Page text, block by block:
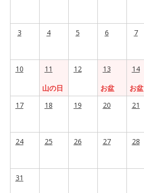
3 4 5 6 7
10
11
山の日
12
13
お盆
14
お盆
17
18 19 20 21
24 25 26 27 28
31